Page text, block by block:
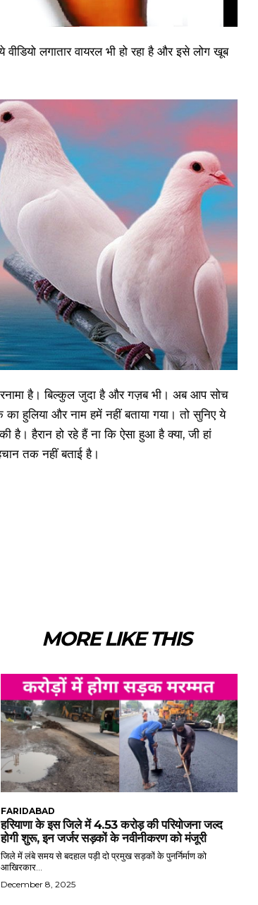
लगातार वायरल भी हो रहा है और इसे लोग खूब
है। बिल्कुल जुदा है और गज़ब भी। अब आप सोच
हुलिया और नाम हमें नहीं बताया गया। तो सुनिए ये
हैरान हो रहे हैं ना कि ऐसा हुआ है क्या, जी हां
तक नहीं बताई है।
MORE LIKE THIS
FARIDABAD
हरियाणा के इस जिले में 4.53 करोड़ की परियोजना जल्द
होगी शुरू, इन जर्जर सड़कों के नवीनीकरण को मंजूरी
जिले में लंबे समय से बदहाल पड़ी दो प्रमुख सड़कों के पुनर्निर्माण को
आखिरकार...
December 8, 2025